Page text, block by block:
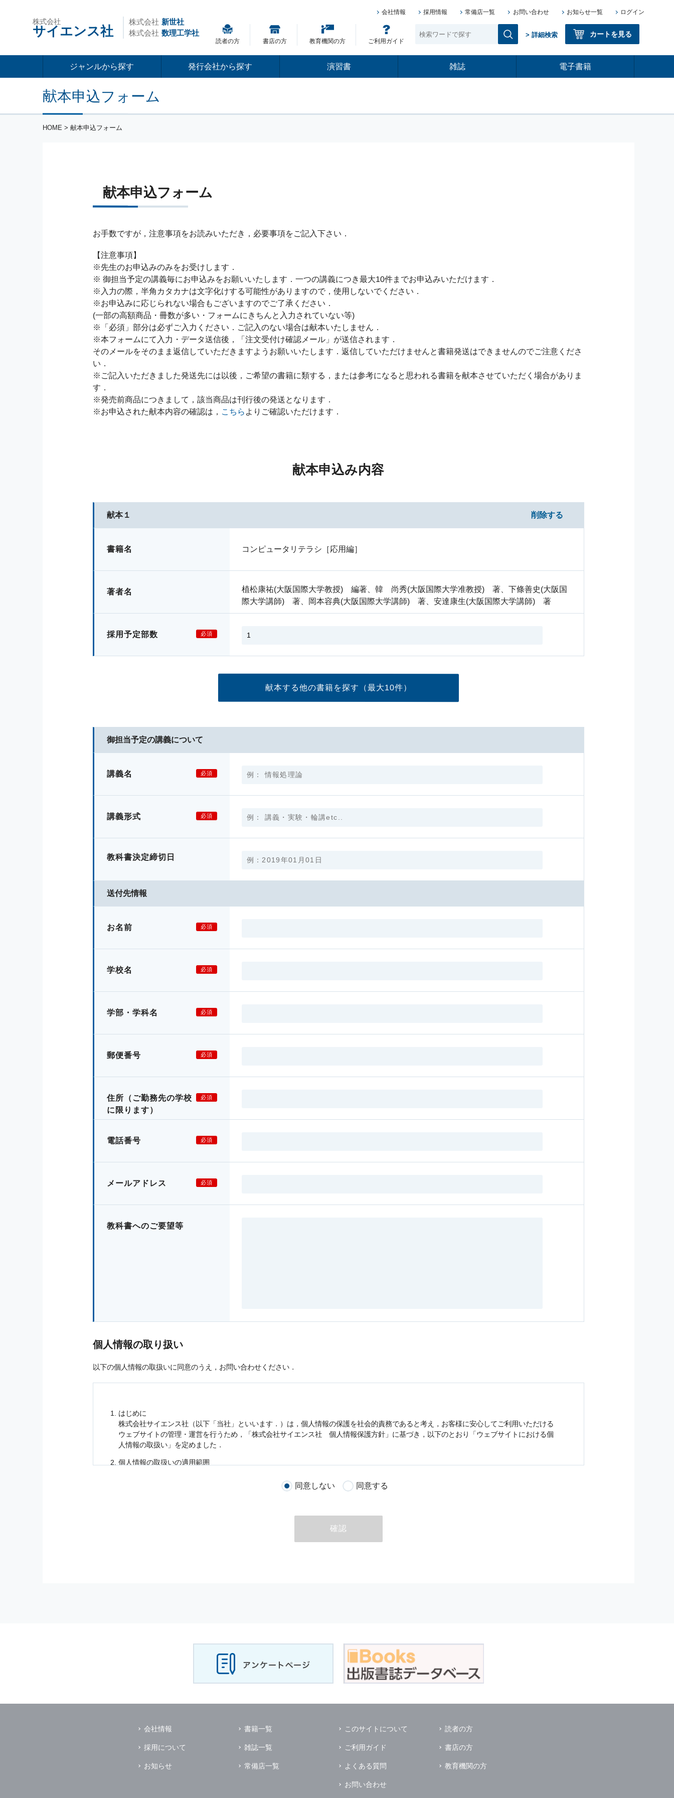
株式会社
サイエンス社
株式会社 新世社
株式会社 数理工学社
会社情報 採用情報 常備店一覧 お問い合わせ お知らせ一覧 ログイン
読者の方 書店の方 教育機関の方 ご利用ガイド
> 詳細検索 カートを見る
ジャンルから探す 発行会社から探す 演習書 雑誌 電子書籍
献本申込フォーム
HOME > 献本申込フォーム
献本申込フォーム
お手数ですが，注意事項をお読みいただき，必要事項をご記入下さい．
【注意事項】
※先生のお申込みのみをお受けします．
※ 御担当予定の講義毎にお申込みをお願いいたします．一つの講義につき最大10件までお申込みいただけます．
※入力の際，半角カタカナは文字化けする可能性がありますので，使用しないでください．
※お申込みに応じられない場合もございますのでご了承ください．
(一部の高額商品・冊数が多い・フォームにきちんと入力されていない等)
※「必須」部分は必ずご入力ください．ご記入のない場合は献本いたしません．
※本フォームにて入力・データ送信後，「注文受付け確認メール」が送信されます．
そのメールをそのまま返信していただきますようお願いいたします．返信していただけませんと書籍発送はできませんのでご注意くださ
い．
※ご記入いただきました発送先には以後，ご希望の書籍に類する，または参考になると思われる書籍を献本させていただく場合がありま
す．
※発売前商品につきまして，該当商品は刊行後の発送となります．
※お申込された献本内容の確認は， こちら よりご確認いただけます．
献本申込み内容
献本１ 削除する
書籍名 コンピュータリテラシ［応用編］
著者名 植松康祐(大阪国際大学教授) 編著、韓 尚秀(大阪国際大学准教授) 著、下條善史(大阪国
際大学講師) 著、岡本容典(大阪国際大学講師) 著、安達康生(大阪国際大学講師) 著
採用予定部数 必須
献本する他の書籍を探す （最大10件）
御担当予定の講義について
講義名 必須
講義形式 必須
教科書決定締切日
送付先情報
お名前 必須
学校名 必須
学部・学科名 必須
郵便番号 必須
住所 （ご勤務先の学校
に限ります）
必須
電話番号 必須
メールアドレス 必須
教科書へのご要望等
個人情報の取り扱い
以下の個人情報の取扱いに同意のうえ，お問い合わせください．
はじめに
株式会社サイエンス社（以下「当社」といいます．）は，個人情報の保護を社会的責務であると考え，お客様に安心してご利用いただける
ウェブサイトの管理・運営を行うため，「株式会社サイエンス社 個人情報保護方針」に基づき，以下のとおり「ウェブサイトにおける個
人情報の取扱い」を定めました．
個人情報の取扱いの適用範囲
個人情報 個人情報
の他に，以下の各号に定める目的のために利用することがあります．
本サービスの提供または以下に定める目的以外に，当社はお客様の個人情報利用することはありません．
の正確性及び安全性を確保する為，個人情報へのアクセス管理，持ち出し手段の制限，不正アクセスおよび，漏洩，紛失，
破壊，改ざんなどに対しては，合理的な安全対策を講じるとともに，万一，漏洩等個人情報に関する事故が発生した場合には，再発防止策
を含む適切な対策を速やかに講じます．
の預託について
その場合は，業務委託先の適切な管理及び監督を行います．
個人情報の第三者への開示
当社は，個人情報 を本人の許可無く他の事業者や個人などの第三者に提供および公開することはありません．
ただし，以下に該当する場合はその限りではありません．
（1） 情報提供について本人の同意がある場合
を開示する場合．ただし，この場合に開示する情報は必要な範囲のみに限定
同意しない 同意する
確認
会社情報
採用について
お知らせ
書籍一覧
雑誌一覧
常備店一覧
このサイトについて
ご利用ガイド
よくある質問
お問い合わせ
読者の方
書店の方
教育機関の方